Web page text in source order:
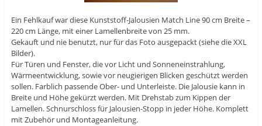
Ein Fehlkauf war diese Kunststoff-Jalousien Match Line 90 cm Breite –
220 cm Länge, mit einer Lamellenbreite von 25 mm.
Gekauft und nie benutzt, nur für das Foto ausgepackt (siehe die XXL
Bilder).
Für Türen und Fenster, die vor Licht und Sonneneinstrahlung,
Wärmeentwicklung, sowie vor neugierigen Blicken geschützt werden
sollen. Farblich passende Ober- und Unterleiste. Die Jalousie kann in
Breite und Höhe gekürzt werden. Mit Drehstab zum Kippen der
Lamellen. Schnurschloss für Jalousien-Stopp in jeder Höhe. Komplett
mit Zubehör und Montageanleitung.